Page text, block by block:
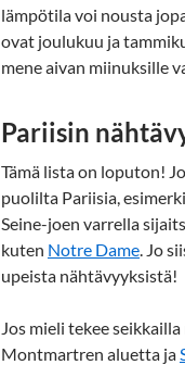
lämpötila voi nousta
ovat joulukuu ja
mene aivan miinuksille
Pariisin
Tämä lista on loputon!
puolilta Pariisia,
Seine-joen varrella
kuten Notre Dame. Jo
upeista nähtävyyksistä!
Jos mieli tekee
Montmartren aluetta ja